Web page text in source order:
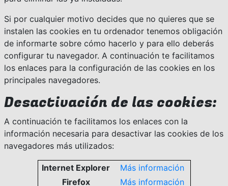
Si por cualquier motivo decides que no quieres que se
instalen las cookies en tu ordenador tenemos obligación
de informarte sobre cómo hacerlo y para ello deberás
configurar tu navegador. A continuación te facilitamos
los enlaces para la configuración de las cookies en los
principales navegadores.
Desactivación de las cookies:
A continuación te facilitamos los enlaces con la
información necesaria para desactivar las cookies de los
navegadores más utilizados:
Internet Explorer
Más información
Firefox
Más información